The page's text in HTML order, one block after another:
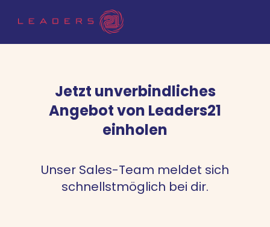
Jetzt unverbindliches
Angebot von Leaders21
einholen
Unser Sales-Team meldet sich
schnellstmöglich bei dir.